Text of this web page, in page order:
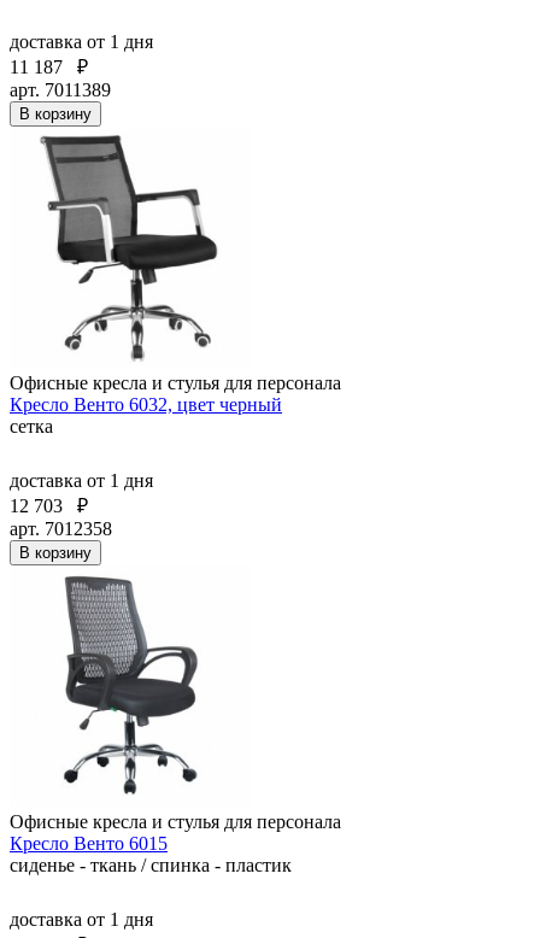
доставка от 1 дня
11 187
₽
арт. 7011389
В корзину
Офисные кресла и стулья для персонала
Кресло Венто 6032, цвет черный
сетка
доставка от 1 дня
12 703
₽
арт. 7012358
В корзину
Офисные кресла и стулья для персонала
Кресло Венто 6015
сиденье - ткань / спинка - пластик
доставка от 1 дня